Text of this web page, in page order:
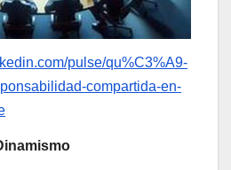
pulse/qu%C3%A9-
compartida-en-